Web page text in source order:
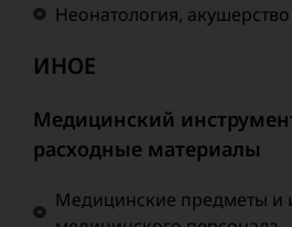
Неонатология,
ИНОЕ
Медицинский
расходные материалы
Медицинские предметы и